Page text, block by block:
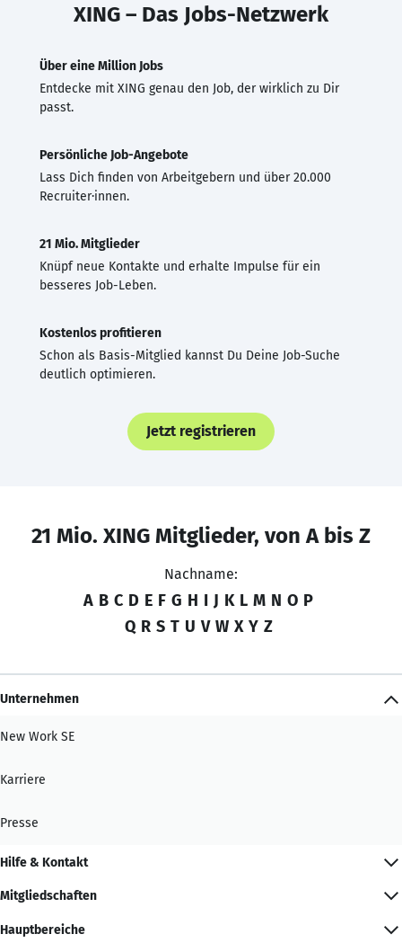
XING – Das Jobs-Netzwerk
Über eine Million Jobs
Entdecke mit XING genau den Job, der wirklich zu Dir
passt.
Persönliche Job-Angebote
Lass Dich finden von Arbeitgebern und über 20.000
Recruiter·innen.
21 Mio. Mitglieder
Knüpf neue Kontakte und erhalte Impulse für ein
besseres Job-Leben.
Kostenlos profitieren
Schon als Basis-Mitglied kannst Du Deine Job-Suche
deutlich optimieren.
Jetzt registrieren
21 Mio. XING Mitglieder, von A bis Z
Nachname:
A B C D E F G H I J K L M N O P
Q R S T U V W X Y Z
Unternehmen
New Work SE
Karriere
Presse
Hilfe & Kontakt
Mitgliedschaften
Hauptbereiche